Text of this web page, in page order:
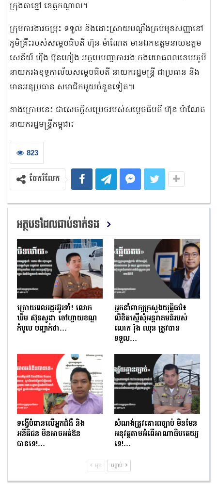
ក្រុងតាខ្មៅ ខេត្តកណ្តាល។
ក្រុមការងារចម្រុះ ទទួល និងដោះស្រាយបណ្ដឹងគ្រប់មុខសញ្ញានៅ
ភូមិគ្រឹះរបស់សម្តេចធិបតី ហ៊ុន ម៉ាណែត មានឯកឧត្ដមនាយឧត្តម
សេនីយ៍ ហ៉ីង ប៊ុនហៀង អគ្គមេបញ្ជាការរង កងយោធពលខេមរភូមិ
នាយករងខុទ្ធកាល័យសម្តេចធិបតី នាយករដ្ឋមន្ត្រី ជាប្រធាន និង
មានអនុប្រធាន សមាជិកមួយចំនួនទៀត៕
ខាងក្រោមនេះ ជាសេចក្តីសម្រេចរបស់សម្តេចធិបតី ហ៊ុន ម៉ាណែត
នាយករដ្ឋមន្ត្រីកម្ពុជា៖
823
ចែករំលែក
អត្ថបទដែលជាប់ទាក់ទង
ក្រោយពលរដ្ឋរអ៊ូរទាំ! លោក
ឃឹម ស៊ុនសូដា ចៅហ្វាយខណ្ឌ
កំបូល បញ្ជាក់ថា…
អ្នកនាំពាក្យក្រសួងយុត្តិធម៌៖
លិខិតស្នើសុំអន្តរាគមន៍របស់
លោក រ៉ុង ឈុន ត្រូវបាន
ទទួល…
ទង្វើបំពានលើអ្នកជំងឺ និង
អនីតិជន មិនអាចអត់ឱន
បានទេ!…
សំណង់ត្រូវគោរពច្បាប់ មិនមែន
អនុវត្តតាមអំពើអាណាធិបតេយ្យ
ទេ!…
មុន បន្ទាប់